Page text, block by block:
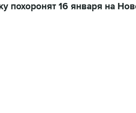
похоронят 16 января на